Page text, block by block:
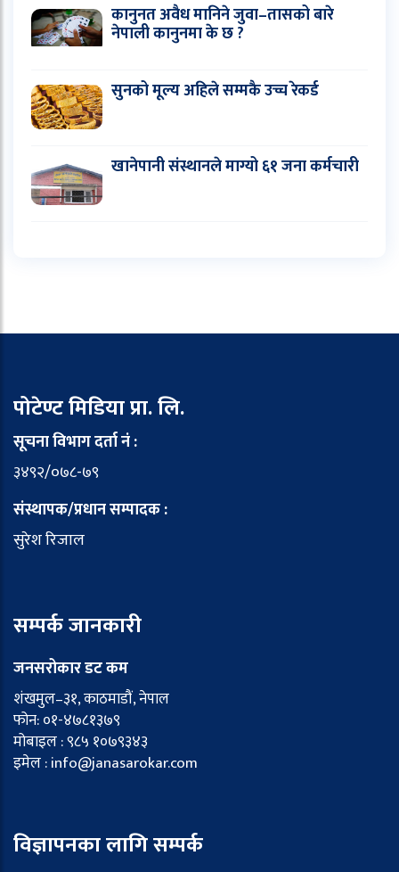
कानुनत अवैध मानिने जुवा–तासको बारे
नेपाली कानुनमा के छ ?
सुनको मूल्य अहिले सम्मकै उच्च रेकर्ड
खानेपानी संस्थानले माग्यो ६१ जना कर्मचारी
पोटेण्ट मिडिया प्रा. लि.
सूचना विभाग दर्ता नं :
३४९२/०७८-७९
संस्थापक/प्रधान सम्पादक :
सुरेश रिजाल
सम्पर्क जानकारी
जनसरोकार डट कम
शंखमुल–३१, काठमाडौं, नेपाल
फोन: ०१-४७८१३७९
मोबाइल : ९८५ १०७९३४३
इमेल : info@janasarokar.com
विज्ञापनका लागि सम्पर्क